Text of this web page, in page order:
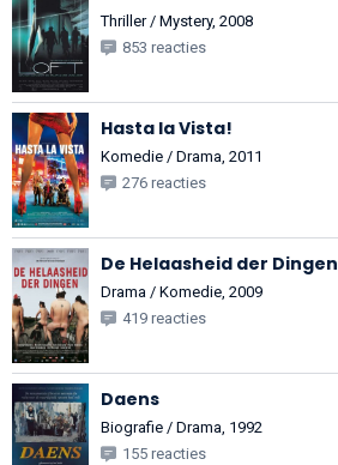
Thriller / Mystery, 2008
853 reacties
Hasta la Vista!
Komedie / Drama, 2011
276 reacties
De Helaasheid der Dingen
Drama / Komedie, 2009
419 reacties
Daens
Biografie / Drama, 1992
155 reacties